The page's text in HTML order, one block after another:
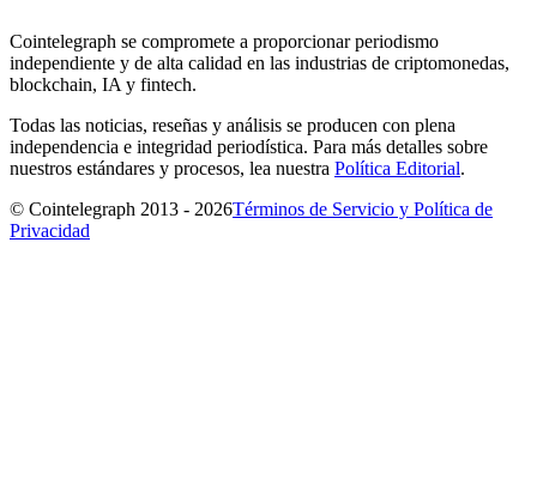
Cointelegraph se compromete a proporcionar periodismo
independiente y de alta calidad en las industrias de criptomonedas,
blockchain, IA y fintech.
Todas las noticias, reseñas y análisis se producen con plena
independencia e integridad periodística. Para más detalles sobre
nuestros estándares y procesos, lea nuestra Política Editorial.
© Cointelegraph 2013 - 2026Términos de Servicio y Política de
Privacidad